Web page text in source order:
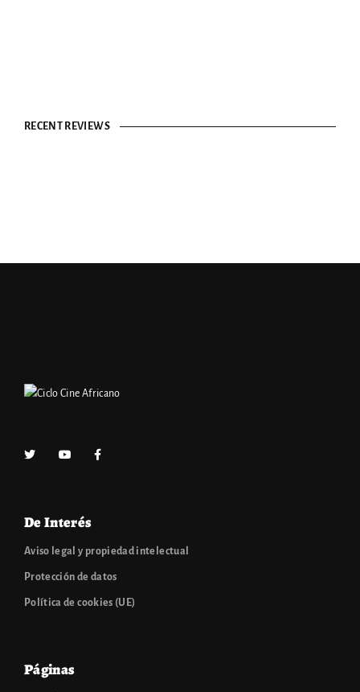
RECENT REVIEWS
De Interés
Aviso legal y propiedad intelectual
Protección de datos
Política de cookies (UE)
Páginas